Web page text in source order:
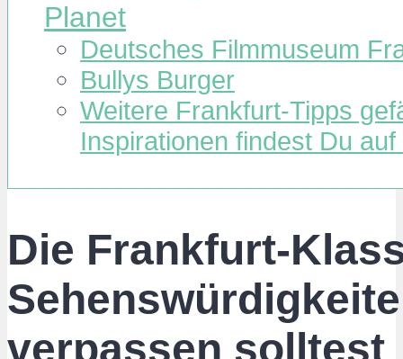
Planet
Deutsches Filmmuseum
Bullys Burger
Weitere Frankfurt-Tipps
Inspirationen findest Du
Die Frankfurt-
verpassen solltest